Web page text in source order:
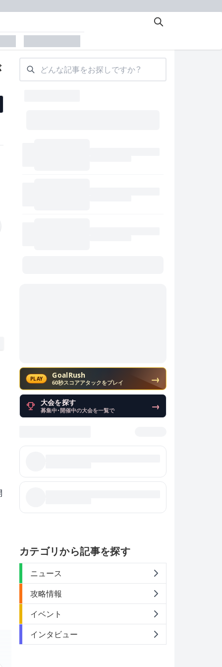
どんな記事をお探しですか？
PLAY GoalRush
60秒スコアアタックをプレイ →
大会を探す
募集中・開催中の大会を一覧で →
カテゴリから記事を探す
ニュース
攻略情報
イベント
インタビュー